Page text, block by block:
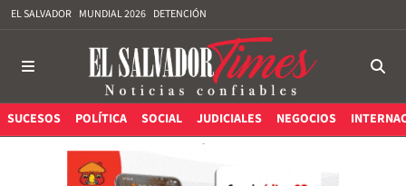
EL SALVADOR MUNDIAL 2026 DETENCIÓN
SUCESOS POLÍTICA SOCIAL JUDICIALES NEGOCIOS